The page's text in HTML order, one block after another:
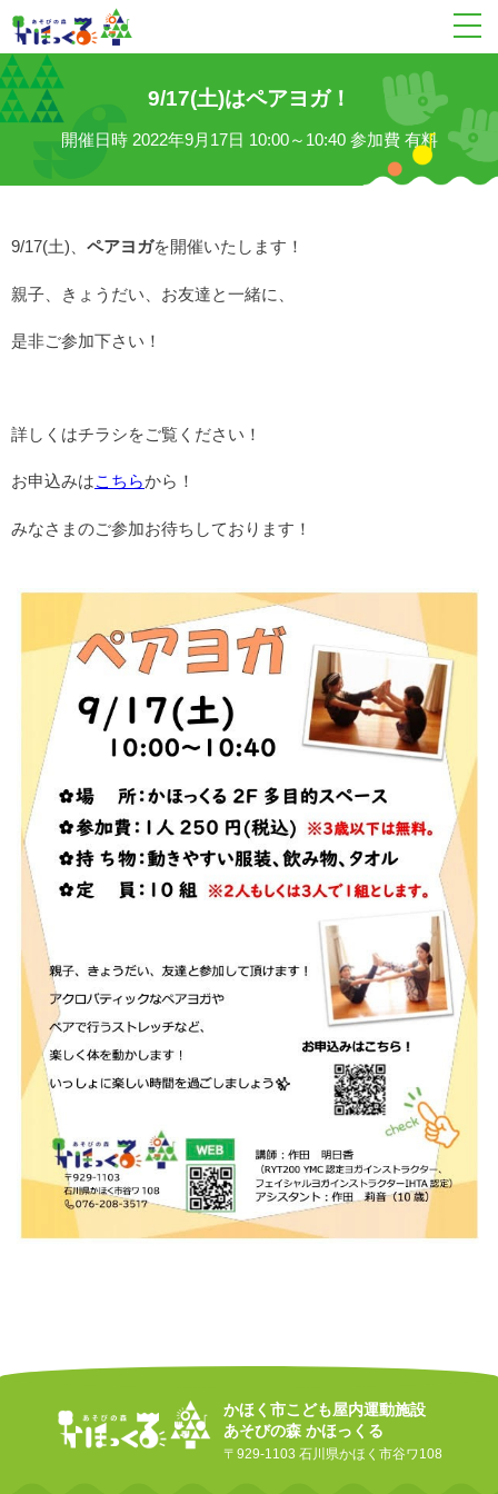
9/17(土)はペアヨガ！
開催日時2022年9月17日 10:00～10:40 参加費有料
9/17(土)、 ペアヨガを開催いたします！
親子、きょうだい、お友達と一緒に、
是非ご参加下さい！
詳しくはチラシをご覧ください！
お申込みはこちらから！
みなさまのご参加お待ちしております！
かほく市こども屋内運動施設
あそびの森 かほっくる
〒929-1103 石川県かほく市谷ワ108